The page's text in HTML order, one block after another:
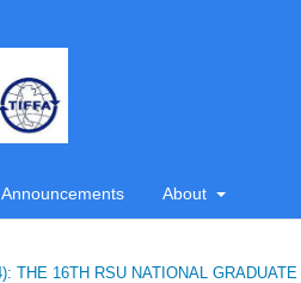
Announcements About
THE 16TH RSU NATIONAL